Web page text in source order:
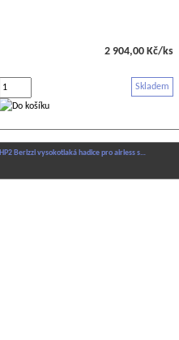
2 904,00 Kč/ks
Skladem
HP2 Berizzi vysokotlaká hadice pro airless s…